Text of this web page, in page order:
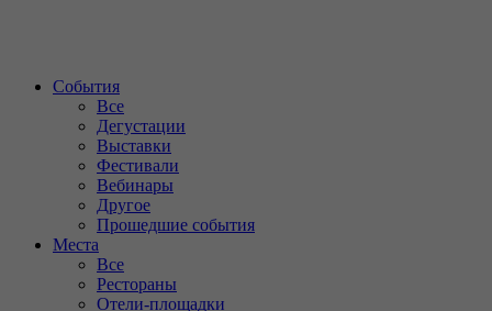
События
Все
Дегустации
Выставки
Фестивали
Вебинары
Другое
Прошедшие события
Места
Все
Рестораны
Отели-площадки